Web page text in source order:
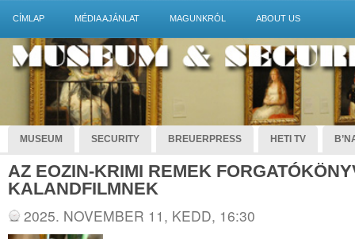
CÍMLAP MÉDIA AJÁNLAT MAGUNKRÓL ABOUT US
MUSEUM SECURITY BREUERPRESS HETI TV
AZ EOZIN-KRIMI REMEK
KALANDFILMNEK
2025. NOVEMBER 11, KEDD, 16:30